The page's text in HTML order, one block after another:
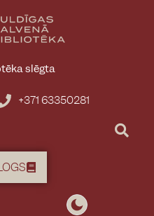
slēgta
+371 63350281